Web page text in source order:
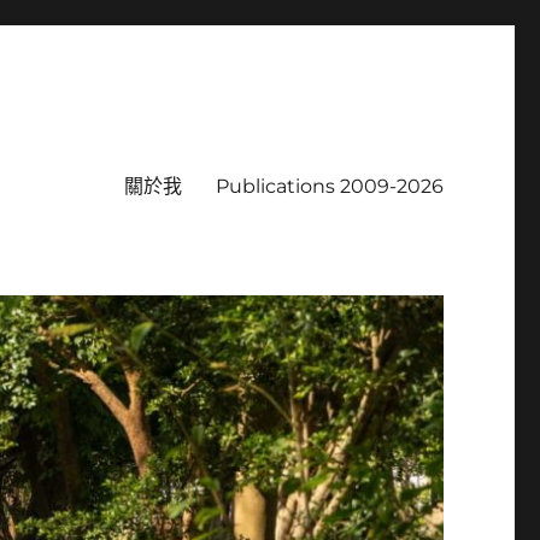
關於我 Publications 2009-2026